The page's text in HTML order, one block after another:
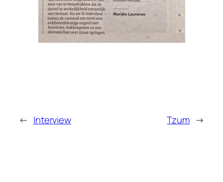
← Interview Tzum →